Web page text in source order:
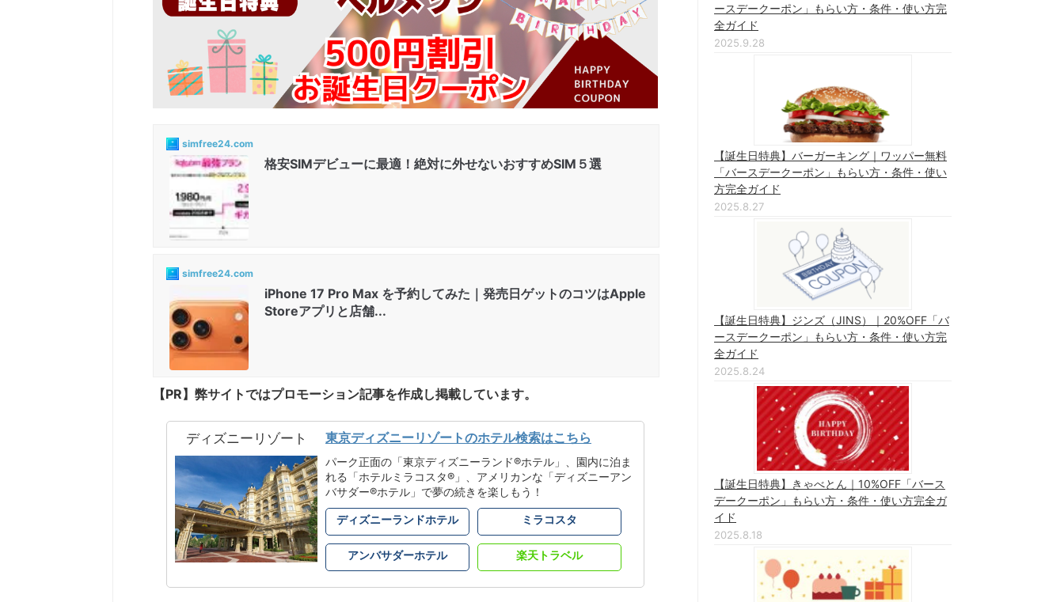
simfree24.com
格安SIMデビューに最適！絶対に外せないおすすめSIM５選
simfree24.com
iPhone 17 Pro Max を予約してみた｜発売日ゲットのコツはApple
Storeアプリと店舗...
【PR】弊サイトではプロモーション記事を作成し掲載しています。
ディズニーリゾート 東京ディズニーリゾートのホテル検索はこちら
パーク正面の「東京ディズニーランド®ホテル」、園内に泊ま
れる「ホテルミラコスタ®」、アメリカンな「ディズニーアン
バサダー®ホテル」で夢の続きを楽しもう！
ディズニーランドホテル ミラコスタ
アンバサダーホテル 楽天トラベル
ースデークーポン」もらい方・条件・使い方完
全ガイド
2025.9.28
【誕生日特典】バーガーキング｜ワッパー無料
「バースデークーポン」もらい方・条件・使い
方完全ガイド
2025.8.27
【誕生日特典】ジンズ（JINS）｜20%OFF「バ
ースデークーポン」もらい方・条件・使い方完
全ガイド
2025.8.24
【誕生日特典】きゃべとん｜10%OFF「バース
デークーポン」もらい方・条件・使い方完全ガ
イド
2025.8.18